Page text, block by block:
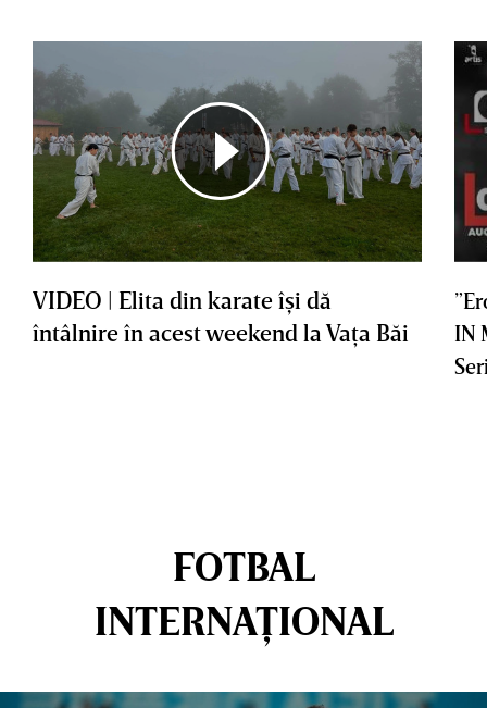
VIDEO | Elita din karate îşi dă
întâlnire în acest weekend la Vaţa Băi
IN
FOTBAL
INTERNAȚIONAL